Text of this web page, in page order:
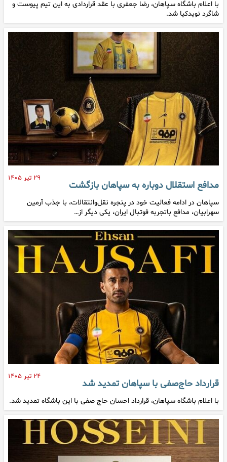
با اعلام باشگاه سپاهان، رضا جعفری با عقد قراردادی به این تیم پیوست و
شاگرد نویدکیا شد.
۲۹ تیر ۱۴۰۵
مدافع استقلال دوباره به سپاهان بازگشت
سپاهان در ادامه فعالیت خود در پنجره نقل‌وانتقالات، با جذب آرمین
سهرابیان، مدافع باتجربه فوتبال ایران، یکی دیگر از…
۲۴ تیر ۱۴۰۵
قرارداد حاج‌صفی با سپاهان تمدید شد
با اعلام باشگاه سپاهان، قرارداد احسان حاج صفی با این باشگاه تمدید شد.